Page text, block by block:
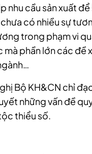
nhu cầu sản xuất
có nhiều sự
trong phạm vi
phần lớn các đề
Bộ KH&CN chỉ
những vấn đề
thiểu số.